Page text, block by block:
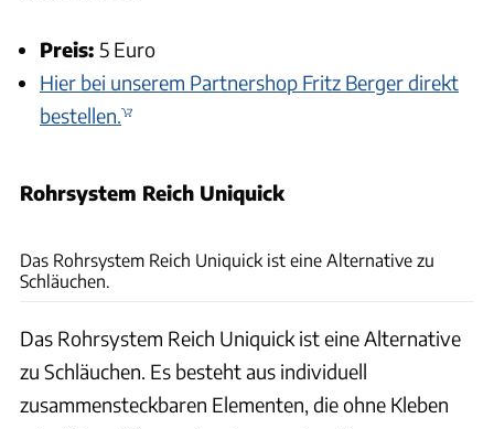
Preis: 5 Euro
Hier bei unserem Partnershop Fritz Berger direkt
bestellen.
Rohrsystem Reich Uniquick
Das Rohrsystem Reich Uniquick ist eine Alternative zu
Schläuchen.
Das Rohrsystem Reich Uniquick ist eine Alternative
zu Schläuchen. Es besteht aus individuell
zusammensteckbaren Elementen, die ohne Kleben